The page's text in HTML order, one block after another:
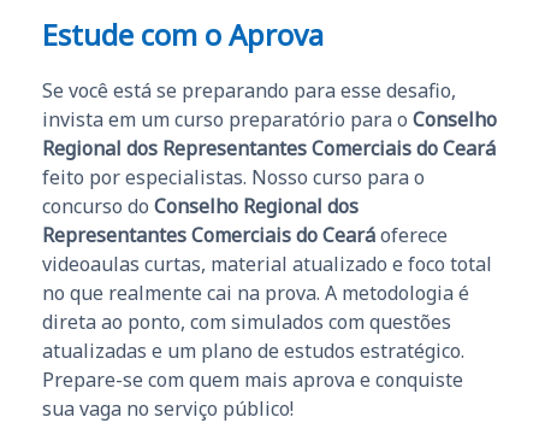
Estude com o Aprova
Se você está se preparando para esse desafio,
invista em um curso preparatório para o Conselho
Regional dos Representantes Comerciais do Ceará
feito por especialistas. Nosso curso para o
concurso do Conselho Regional dos
Representantes Comerciais do Cearáoferece
videoaulas curtas, material atualizado e foco total
no que realmente cai na prova. A metodologia é
direta ao ponto, com simulados com questões
atualizadas e um plano de estudos estratégico.
Prepare-se com quem mais aprova e conquiste
sua vaga no serviço público!